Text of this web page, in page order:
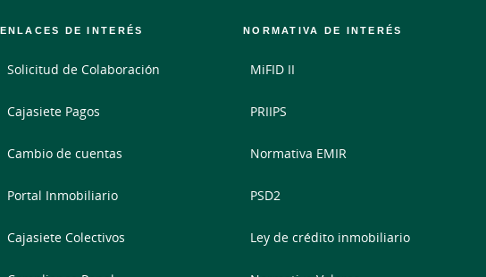
ENLACES DE INTERÉS
Solicitud de Colaboración
Cajasiete Pagos
Cambio de cuentas
Portal Inmobiliario
Cajasiete Colectivos
NORMATIVA DE INTERÉS
MiFID II
PRIIPS
Normativa EMIR
PSD2
Ley de crédito inmobiliario